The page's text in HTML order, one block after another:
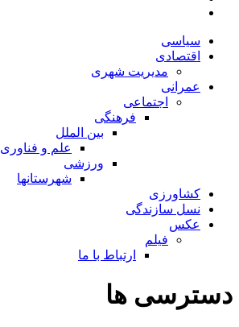
سیاسی
اقتصادی
مدیریت شهری
عمرانی
اجتماعی
فرهنگی
بین الملل
علم و فناوری
ورزشی
شهرستانها
کشاورزی
نسل سازندگی
عکس
فیلم
ارتباط با ما
دسترسی ها